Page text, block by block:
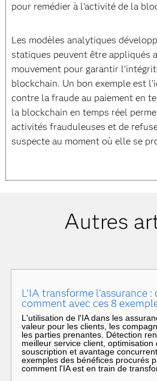
pour remédier à l'activité de la
Les modèles analytiques
statiques peuvent être appliqués
mouvement pour garantir
blockchain. Un bon exemple est
contre la fraude au paiement en
la blockchain en temps réel
activités frauduleuses et de
suspecte au moment où elle se
Autres
L'IA transforme l'assurance :
comment avec ces 8
L'utilisation de l'IA dans les
valeur pour les clients, les
les parties prenantes. Détection
meilleur service client, optimisation
souscription et avantage
exemples des bénéfices procurés
comment l'IA est en train de